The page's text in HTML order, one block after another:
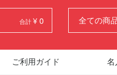
合計¥ 0
ご利用ガイド 名